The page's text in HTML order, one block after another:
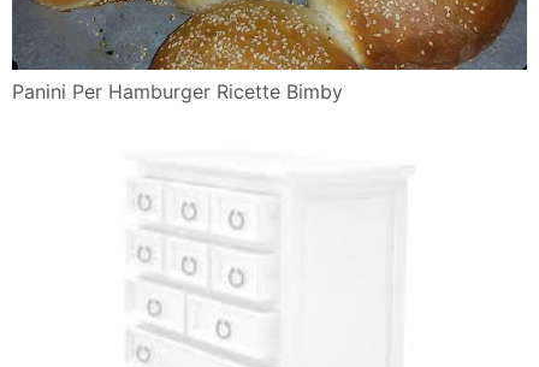
Panini Per Hamburger Ricette Bimby